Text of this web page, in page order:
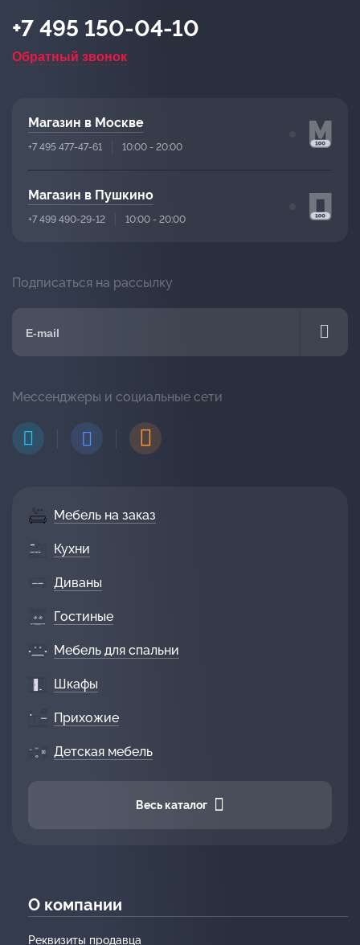
Мебель на заказ
Кухни
Диваны
Гостиные
Мебель для спальни
Шкафы
Прихожие
Детская мебель
Весь каталог
О компании
Реквизиты продавца
+7 495 150-04-10
Обратный звонок
Магазин в Москве
+7 495 477-47-61 10:00 - 20:00
Магазин в Пушкино
+7 499 490-29-12 10:00 - 20:00
Подписаться на рассылку
Мессенджеры и социальные сети